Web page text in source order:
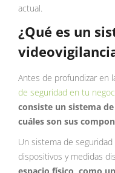
actual.
¿Qué es un
Antes de profundizar en
de seguridad en tu
consiste un sistema
cuáles son sus
Un sistema de
dispositivos y medidas